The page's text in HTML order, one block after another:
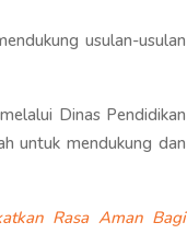
usulan-usulan
Dinas Pendidikan
untuk mendukung dan
Rasa Aman Bagi